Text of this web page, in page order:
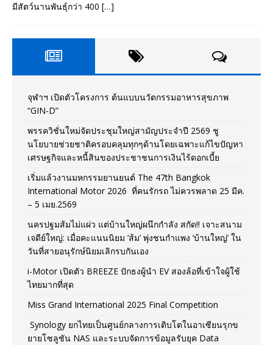
มีสัตว์นานพันธุ์กว่า 400 […]
จุฬาฯ เปิดตัวโครงการ ต้นแบบนวัตกรรมอาหารสุขภาพ
“GIN-D”
พรรควิชั่นใหม่จัดประชุมใหญ่สามัญประจำปี 2569 ชู
นโยบายช่วยชาติครอบคลุมทุกๆด้านโดยเฉพาะแก้ไขปัญหา
เศรษฐกิจและหนี้สินของประชาชนการเงินไร้ดอกเบี้ย
เริ่มแล้วงานมหกรรมยานยนต์ The 47th Bangkok
International Motor 2026 ที่คนรักรถ ไม่ควรพลาด 25 มีค.
– 5 เมย.2569
นครปฐมส้มไม่แผ่ว แต่บ้านใหญ่ผนึกกำลัง สกัด!! เจาะสนาม
เจดีย์ใหญ่: เมื่อคะแนนนิยม ‘ส้ม’ พุ่งชนกำแพง ‘บ้านใหญ่’ ใน
วันที่สายอนุรักษ์นิยมเลิกรบกันเอง
i-Motor เปิดตัว BREEZE ปักธงผู้นำ EV สองล้อที่เข้าใจผู้ใช้
ไทยมากที่สุด
Miss Grand International 2025 Final Competition
Synology ยกไทยเป็นศูนย์กลางการเติบโตในอาเซียนรุกข
ยายโซลูชัน NAS และระบบจัดการข้อมูลรับยุค Data